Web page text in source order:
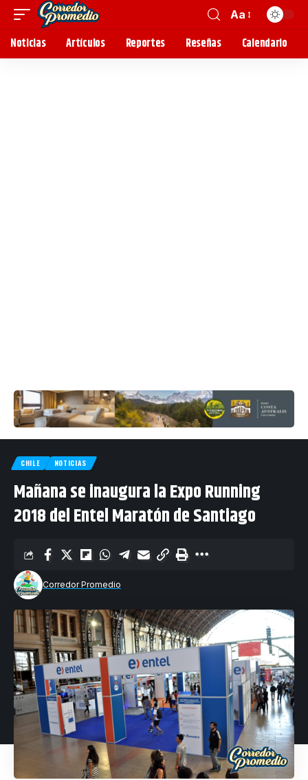
Aa
Noticias Artículos Reportes Reseñas Calendario
CHILE NOTICIAS
Mañana se inaugura la Expo Running
2018 del Entel Maratón de Santiago
Corredor Promedio